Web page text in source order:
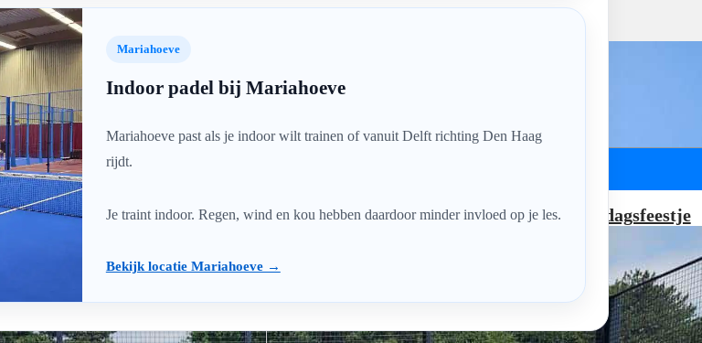
Estate Padel
Bedrijfsclinics Teams Verjaardagsfeestje
Mariahoeve
Indoor padel bij Mariahoeve
Mariahoeve past als je indoor wilt trainen of vanuit Delft richting Den Haag
rijdt.
Je traint indoor. Regen, wind en kou hebben daardoor minder invloed op je les.
Bekijk locatie Mariahoeve →